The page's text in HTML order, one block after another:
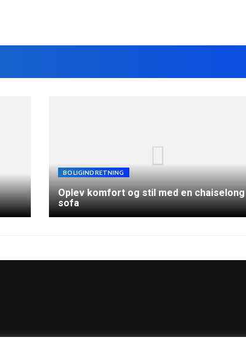
BOLIGINDRETNING
Oplev komfort og stil med en chaiselong
sofa